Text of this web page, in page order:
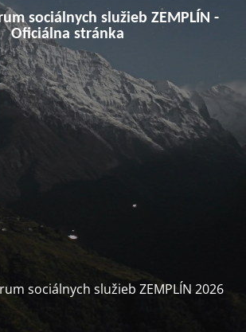
sociálnych služieb ZEMPLÍN -
Oficiálna stránka
sociálnych služieb ZEMPLÍN 2026